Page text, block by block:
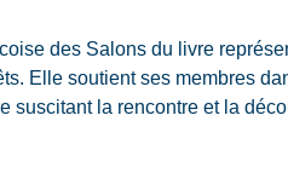
des Salons du livre
Elle soutient ses membres
suscitant la rencontre et la